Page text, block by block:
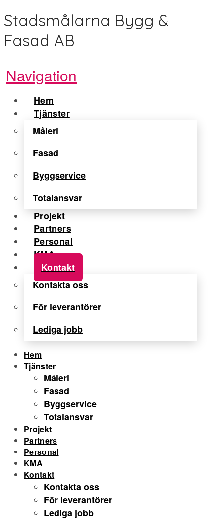
Stadsmålarna Bygg &
Fasad AB
Navigation
Hem
Tjänster
Måleri
Fasad
Byggservice
Totalansvar
Projekt
Partners
Personal
KMA
Kontakt
Kontakta oss
För leverantörer
Lediga jobb
Hem
Tjänster
Måleri
Fasad
Byggservice
Totalansvar
Projekt
Partners
Personal
KMA
Kontakt
Kontakta oss
För leverantörer
Lediga jobb